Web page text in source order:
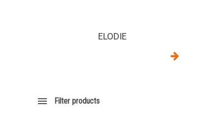
ELODIE
Filter products